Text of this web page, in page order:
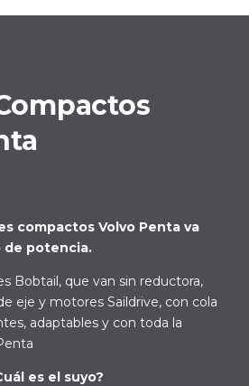
compactos Volvo Penta va
de potencia.
Bobtail, que van sin reductora,
eje y motores Saildrive, con cola
adaptables y con toda la
es el suyo?